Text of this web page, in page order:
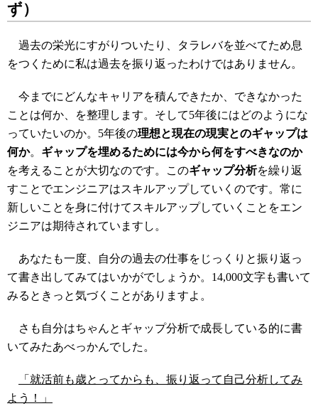
ず）
過去の栄光にすがりついたり、タラレバを並べてため息
をつくために私は過去を振り返ったわけではありません。
今までにどんなキャリアを積んできたか、できなかった
ことは何か、を整理します。そして5年後にはどのようにな
っていたいのか。5年後の理想と現在の現実とのギャップは
何か。 ギャップを埋めるためには今から何をすべきなのか
を考えることが大切なのです。このギャップ分析を繰り返
すことでエンジニアはスキルアップしていくのです。常に
新しいことを身に付けてスキルアップしていくことをエン
ジニアは期待されていますし。
あなたも一度、自分の過去の仕事をじっくりと振り返っ
て書き出してみてはいかがでしょうか。14,000文字も書いて
みるときっと気づくことがありますよ。
さも自分はちゃんとギャップ分析で成長している的に書
いてみたあべっかんでした。
「就活前も歳とってからも、振り返って自己分析してみ
よう！」